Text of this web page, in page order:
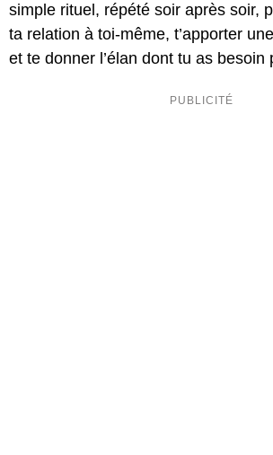
simple rituel, répété soir après soir,
ta relation à toi-même, t’apporter
et te donner l’élan dont tu as besoin